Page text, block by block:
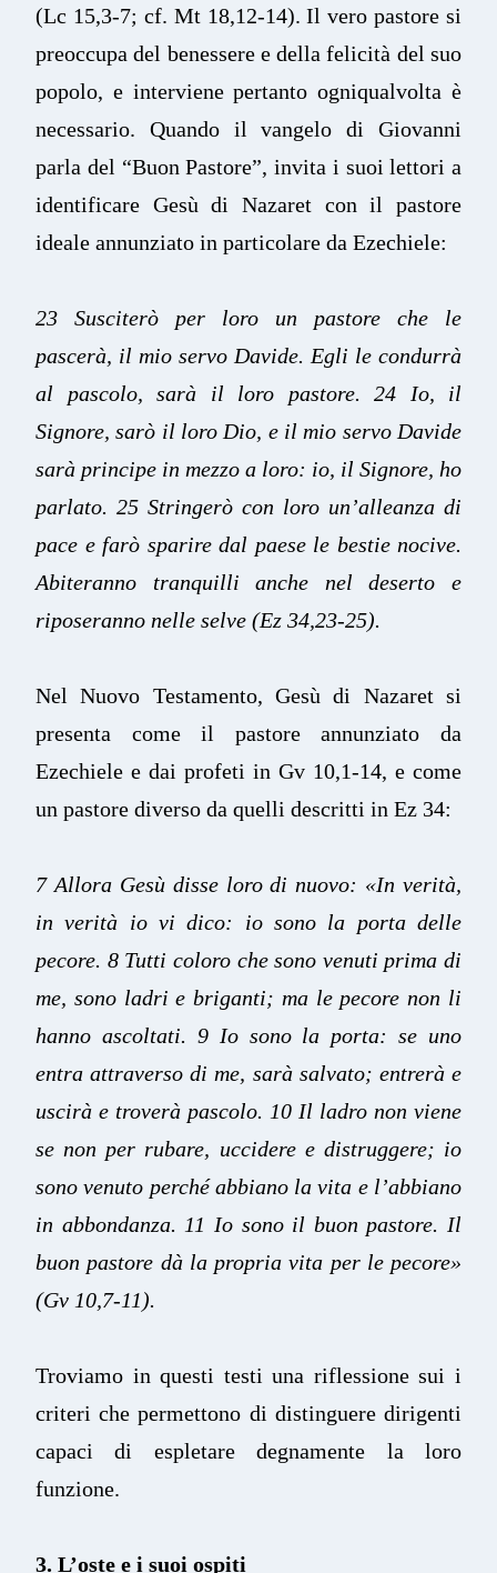
(Lc 15,3-7; cf. Mt 18,12-14). Il vero pastore si
preoccupa del benessere e della felicità del suo
popolo, e interviene pertanto ogniqualvolta è
necessario. Quando il vangelo di Giovanni
parla del “Buon Pastore”, invita i suoi lettori a
identificare Gesù di Nazaret con il pastore
ideale annunziato in particolare da Ezechiele:
23 Susciterò per loro un pastore che le
pascerà, il mio servo Davide. Egli le condurrà
al pascolo, sarà il loro pastore. 24 Io, il
Signore, sarò il loro Dio, e il mio servo Davide
sarà principe in mezzo a loro: io, il Signore, ho
parlato. 25 Stringerò con loro un’alleanza di
pace e farò sparire dal paese le bestie nocive.
Abiteranno tranquilli anche nel deserto e
riposeranno nelle selve (Ez 34,23-25).
Nel Nuovo Testamento, Gesù di Nazaret si
presenta come il pastore annunziato da
Ezechiele e dai profeti in Gv 10,1-14, e come
un pastore diverso da quelli descritti in Ez 34:
7 Allora Gesù disse loro di nuovo: «In verità,
in verità io vi dico: io sono la porta delle
pecore. 8 Tutti coloro che sono venuti prima di
me, sono ladri e briganti; ma le pecore non li
hanno ascoltati. 9 Io sono la porta: se uno
entra attraverso di me, sarà salvato; entrerà e
uscirà e troverà pascolo. 10 Il ladro non viene
se non per rubare, uccidere e distruggere; io
sono venuto perché abbiano la vita e l’abbiano
in abbondanza. 11 Io sono il buon pastore. Il
buon pastore dà la propria vita per le pecore»
(Gv 10,7-11).
Troviamo in questi testi una riflessione sui i
criteri che permettono di distinguere dirigenti
capaci di espletare degnamente la loro
funzione.
3. L’oste e i suoi ospiti